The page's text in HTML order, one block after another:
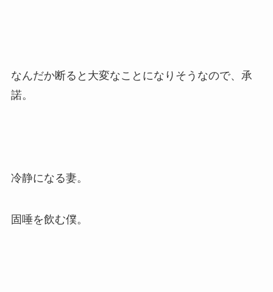
なんだか断ると大変なことになりそうなので、承
諾。
冷静になる妻。
固唾を飲む僕。